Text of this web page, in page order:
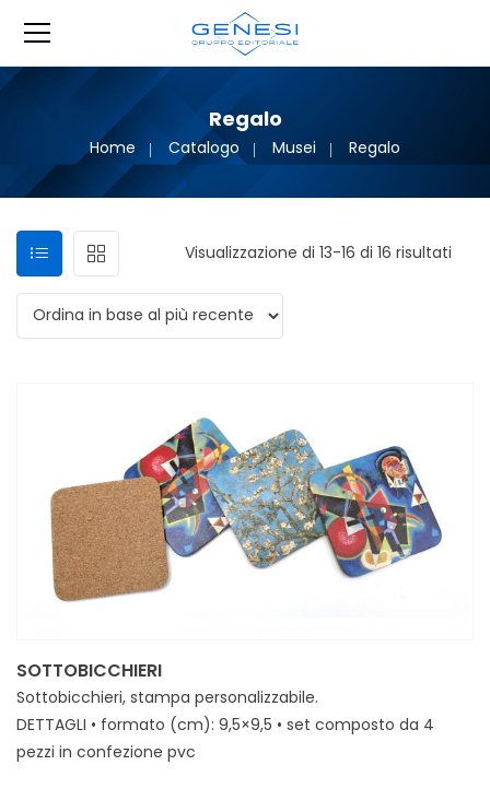
Regalo
Home Catalogo Musei Regalo
Visualizzazione di 13-16 di 16 risultati
SOTTOBICCHIERI
Sottobicchieri, stampa personalizzabile.
DETTAGLI • formato (cm): 9,5×9,5 • set composto da 4
pezzi in confezione pvc